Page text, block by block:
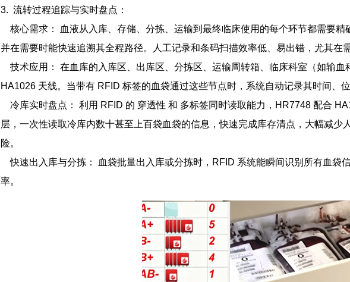
3. 流转过程追踪与实时盘点：
核心需求： 血液从入库、存储、分拣、运输到最终临床使用的每个环节都需要精
并在需要时能快速追溯其全程路径。人工记录和条码扫描效率低、易出错，尤其在
技术应用： 在血库的入库区、出库区、分拣区、运输周转箱、临床科室（如输血
HA1026 天线。当带有 RFID 标签的血袋通过这些节点时，系统自动记录其时间、位
冷库实时盘点： 利用 RFID 的 穿透性 和 多标签同时读取能力，HR7748 配合
层，一次性读取冷库内数十甚至上百袋血袋的信息，快速完成库存清点，大幅减少
险。
快速出入库与分拣： 血袋批量出入库或分拣时，RFID 系统能瞬间识别所有血袋
率。